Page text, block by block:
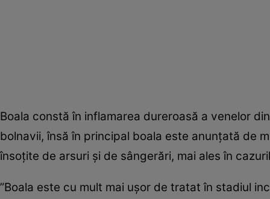
Boala constă în inflamarea dureroasă a venelor
bolnavii, însă în principal boala este anunţată de
însoţite de arsuri şi de sângerări, mai ales în
”Boala este cu mult mai uşor de tratat în stadiul